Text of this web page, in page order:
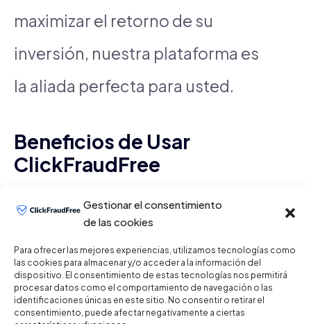
Gestionar el consentimiento
de las cookies
Para ofrecer las mejores experiencias, utilizamos tecnologías como
las cookies para almacenar y/o acceder a la información del
dispositivo. El consentimiento de estas tecnologías nos permitirá
procesar datos como el comportamiento de navegación o las
identificaciones únicas en este sitio. No consentir o retirar el
consentimiento, puede afectar negativamente a ciertas
maximizar el retorno de su
inversión, nuestra plataforma es
la aliada perfecta para usted.
Beneficios de Usar
ClickFraudFree
Detección Proactiva:
fraude antes de que afecten
sus campañas.